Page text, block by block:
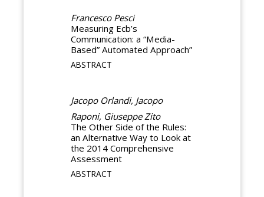
Francesco Pesci
Measuring Ecb’s
Communication: a “Media-
Based” Automated Approach”
ABSTRACT
Jacopo Orlandi, Jacopo
Raponi, Giuseppe Zito
The Other Side of the Rules:
an Alternative Way to Look at
the 2014 Comprehensive
Assessment
ABSTRACT